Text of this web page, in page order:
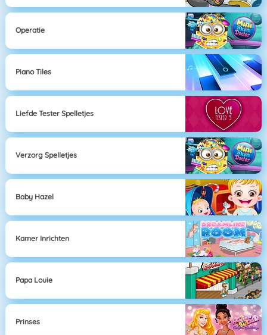
Operatie
Piano Tiles
Liefde Tester Spelletjes
Verzorg Spelletjes
Baby Hazel
Kamer Inrichten
Papa Louie
Prinses